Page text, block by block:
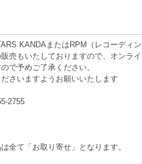
KANDAまたはRPM（レコーディ
売もいたしておりますので、オンラ
で予めご了承ください。
さいますようお願いいたします
2755
全て「お取り寄せ」となります。